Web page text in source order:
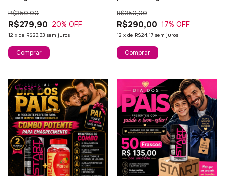
R$279,90
R$350,00
20% OFF
12 x de R$23,33 sem juros
R$290,00
R$350,00
17% OFF
12 x de R$24,17 sem juros
GRÁTIS